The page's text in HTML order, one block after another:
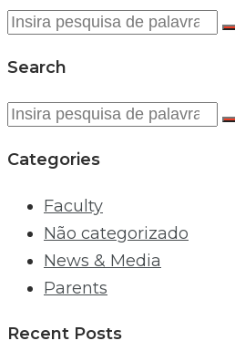
Procurar:
Search
Procurar:
Categories
Faculty
Não categorizado
News & Media
Parents
Recent Posts